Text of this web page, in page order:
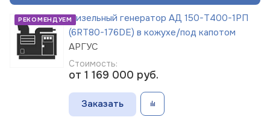
РЕКОМЕНДУЕМДизельный генератор АД 150-Т400-1РП
(6RT80-176DE) в кожухе/под капотом
АРГУС
Стоимость:
от 1 169 000 руб.
Заказать